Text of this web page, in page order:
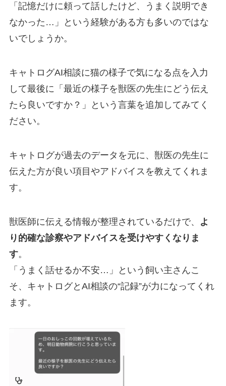
「記憶だけに頼って話したけど、うまく説明でき
なかった…」という経験がある方も多いのではな
いでしょうか。
キャトログAI相談に猫の様子で気になる点を入力
して最後に 「最近の様子を獣医の先生にどう伝え
たら良いですか？」
という言葉を追加してみてく
ださい。
キャトログが過去のデータを元に、獣医の先生に
伝えた方が良い項目やアドバイスを教えてくれま
す。
獣医師に伝える情報が整理されているだけで、
よ
り的確な診察やアドバイスを受けやすくなりま
す。
「うまく話せるか不安…」という飼い主さんこ
そ、キャトログとAI相談の“記録”が力になってくれ
ます。